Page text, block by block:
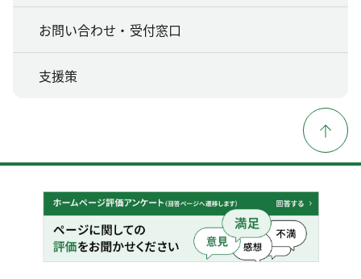
お問い合わせ・受付窓口
支援策